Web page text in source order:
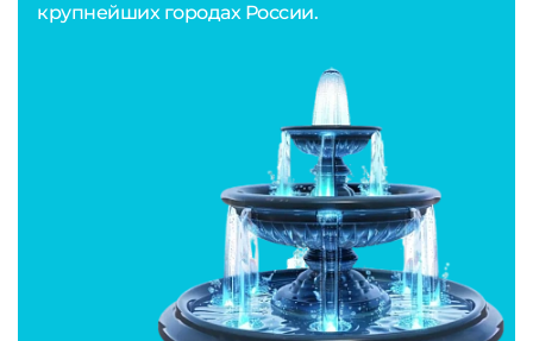
крупнейших городах России.